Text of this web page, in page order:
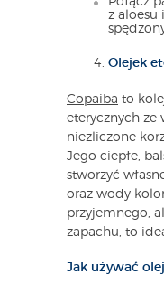
z aloesu
Olejek
Copaiba to
eterycznych ze
niezliczone
Jego ciepłe,
stworzyć
oraz wody
przyjemnego,
zapachu, to
Jak używać